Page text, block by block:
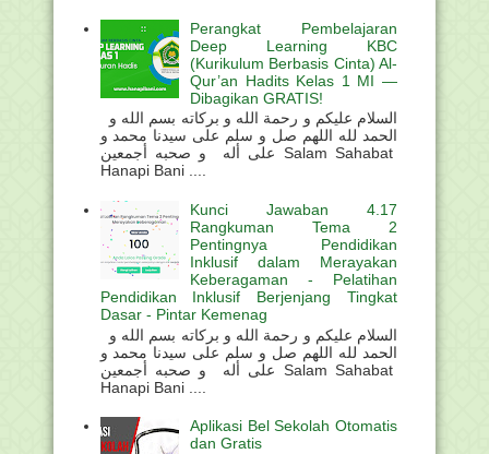
Perangkat Pembelajaran
Deep Learning KBC
(Kurikulum Berbasis Cinta) Al-
Qur’an Hadits Kelas 1 MI —
Dibagikan GRATIS!
الحمد لله اللهم صل و سلم على سيدنا محمد و
على أله و صحبه أجمعين Salam Sahabat
Hanapi Bani ....
Kunci Jawaban 4.17
Rangkuman Tema 2
Pentingnya Pendidikan
Inklusif dalam Merayakan
Keberagaman - Pelatihan
Pendidikan Inklusif Berjenjang Tingkat
Dasar - Pintar Kemenag
الحمد لله اللهم صل و سلم على سيدنا محمد و
على أله و صحبه أجمعين Salam Sahabat
Hanapi Bani ....
Aplikasi Bel Sekolah Otomatis
dan Gratis